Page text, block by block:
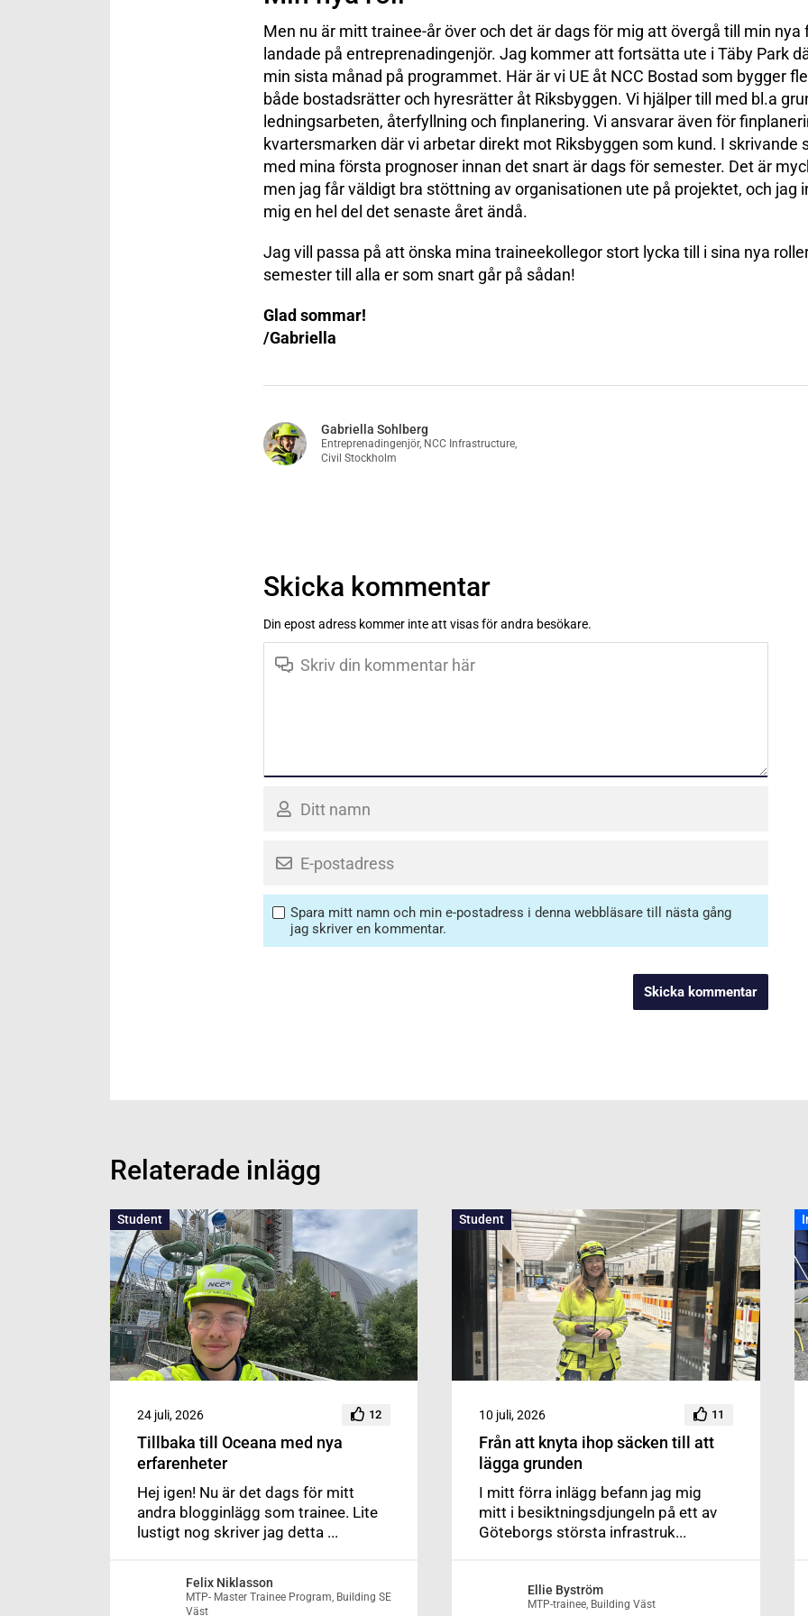
Men nu är mitt trainee-år över och det är dags för mig att övergå till min nya
landade på entreprenadingenjör. Jag kommer att fortsätta ute i Täby Park
min sista månad på programmet. Här är vi UE åt NCC Bostad som bygger
både bostadsrätter och hyresrätter åt Riksbyggen. Vi hjälper till med bl.a
ledningsarbeten, återfyllning och finplanering. Vi ansvarar även för
kvartersmarken där vi arbetar direkt mot Riksbyggen som kund. I skrivande
med mina första prognoser innan det snart är dags för semester. Det är
men jag får väldigt bra stöttning av organisationen ute på projektet, och jag
mig en hel del det senaste året ändå.
Jag vill passa på att önska mina traineekollegor stort lycka till i sina nya
semester till alla er som snart går på sådan!
Glad sommar!
/Gabriella
Gabriella Sohlberg
Entreprenadingenjör, NCC Infrastructure,
Civil Stockholm
Skicka kommentar
Din epost adress kommer inte att visas för andra besökare.
Spara mitt namn och min e-postadress i denna webbläsare till nästa gång
jag skriver en kommentar.
Relaterade inlägg
Student
24 juli, 2026 12
Tillbaka till Oceana med nya
erfarenheter
Hej igen! Nu är det dags för mitt
andra blogginlägg som trainee. Lite
lustigt nog skriver jag detta ...
Felix Niklasson
MTP- Master Trainee Program, Building SE
Väst
Student
10 juli, 2026 11
Från att knyta ihop säcken till att
lägga grunden
I mitt förra inlägg befann jag mig
mitt i besiktningsdjungeln på ett av
Göteborgs största infrastruk...
Ellie Byström
MTP-trainee, Building Väst